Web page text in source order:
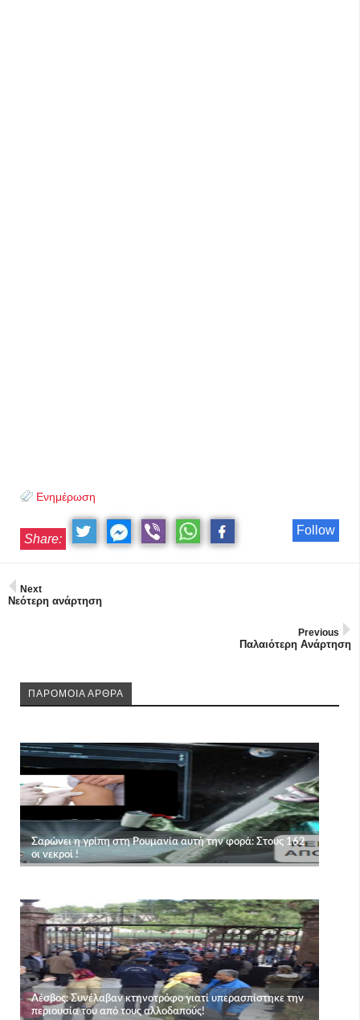
Ενημέρωση
Follow
Share:
Next
Νεότερη ανάρτηση
Previous
Παλαιότερη Ανάρτηση
ΠΑΡΟΜΟΙΑ ΑΡΘΡΑ